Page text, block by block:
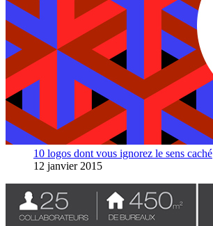
10 logos dont vous ignorez le sens caché
12 janvier 2015